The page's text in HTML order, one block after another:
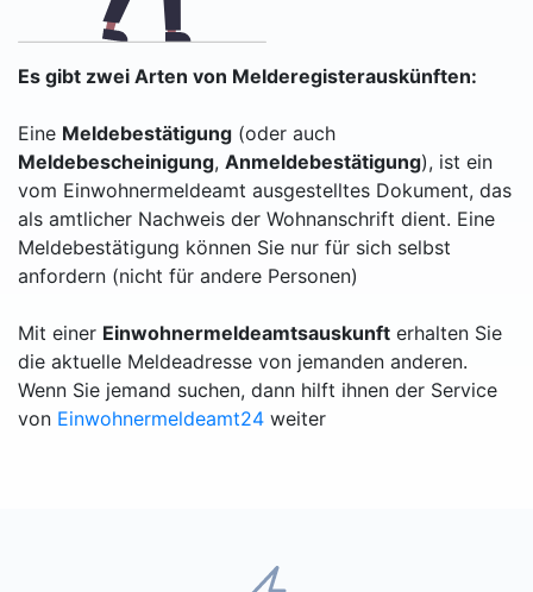
Es gibt zwei Arten von Melderegisterauskünften:
Eine Meldebestätigung (oder auch
Meldebescheinigung, Anmeldebestätigung), ist ein
vom Einwohnermeldeamt ausgestelltes Dokument, das
als amtlicher Nachweis der Wohnanschrift dient. Eine
Meldebestätigung können Sie nur für sich selbst
anfordern (nicht für andere Personen)
Mit einer Einwohnermeldeamtsauskunft erhalten Sie
die aktuelle Meldeadresse von jemanden anderen.
Wenn Sie jemand suchen, dann hilft ihnen der Service
von Einwohnermeldeamt24 weiter